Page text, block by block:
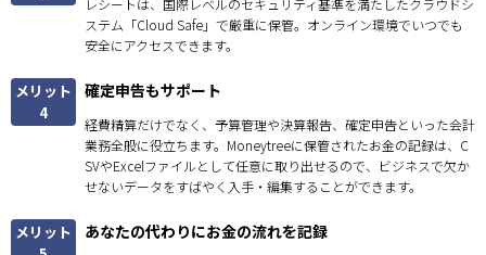
レシートは、国際レベルのセキュリティ基準を満たしたクラウドシ
ステム「Cloud Safe」で厳重に保管。オンライン環境でいつでも
安全にアクセスできます。
メリット
4
確定申告もサポート
経費精算だけでなく、予算管理や決算報告、確定申告といった会計
業務全般に役立ちます。Moneytreeに保管されたお金の記録は、C
SVやExcelファイルとして任意に取り出せるので、ビジネスで欠か
せないデータをすばやく入手・編集することができます。
メリット
あなたの代わりにお金の流れを記録